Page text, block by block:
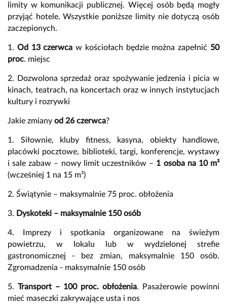
limity w komunikacji publicznej. Więcej osób będą mogły
przyjąć hotele. Wszystkie poniższe limity nie dotyczą osób
zaczepionych.
1. Od 13 czerwca w kościołach będzie można zapełnić 50
proc. miejsc
2. Dozwolona sprzedaż oraz spożywanie jedzenia i picia w
kinach, teatrach, na koncertach oraz w innych instytucjach
kultury i rozrywki
Jakie zmiany od 26 czerwca?
1. Siłownie, kluby fitness, kasyna, obiekty handlowe,
placówki pocztowe, biblioteki, targi, konferencje, wystawy
i sale zabaw – nowy limit uczestników – 1 osoba na 10 m²
(wcześniej 1 na 15 m²)
2. Świątynie – maksymalnie 75 proc. obłożenia
3. Dyskoteki – maksymalnie 150 osób
4. Imprezy i spotkania organizowane na świeżym
powietrzu, w lokalu lub w wydzielonej strefie
gastronomicznej - bez zmian, maksymalnie 150 osób.
Zgromadzenia - maksymalnie 150 osób
5. Transport – 100 proc. obłożenia. Pasażerowie powinni
mieć maseczki zakrywające usta i nos